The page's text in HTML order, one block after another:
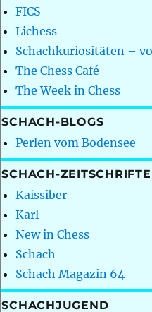
FICS
Lichess
Schachkuriositäten –
The Chess Café
The Week in Chess
SCHACH-BLOGS
Perlen vom Bodensee
SCHACH-
Kaissiber
Karl
New in Chess
Schach
Schach Magazin 64
SCHACHJUGEND